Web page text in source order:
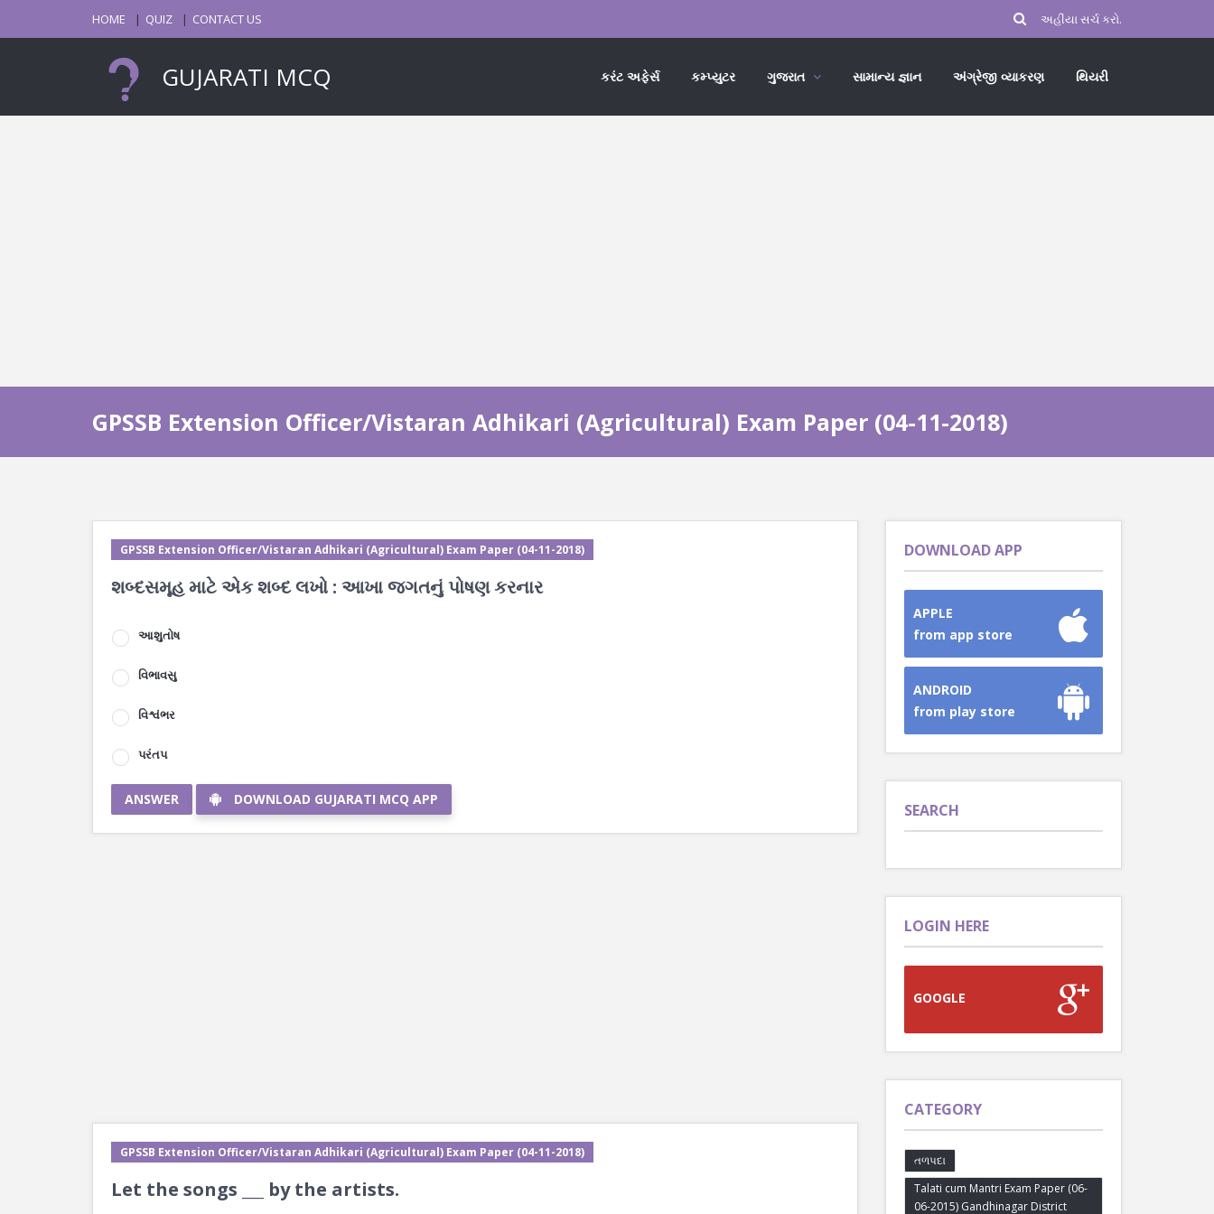
HOME QUIZ CONTACT US
GUJARATI MCQ કરંટ અફેર્સ કમ્પ્યુટર ગુજરાત સામાન્ય જ્ઞાન અંગ્રેજી વ્યાકરણ થિયરી
GPSSB Extension Officer/Vistaran Adhikari (Agricultural) Exam Paper (04-11-2018)
GPSSB Extension Officer/Vistaran Adhikari (Agricultural) Exam Paper (04-11-2018)
શબ્દસમૂહ માટે એક શબ્દ લખો : આખા જગતનું પોષણ કરનાર
આશુતોષ
વિભાવસુ
વિશ્વંભર
પરંતપ
ANSWER DOWNLOAD GUJARATI MCQ APP
GPSSB Extension Officer/Vistaran Adhikari (Agricultural) Exam Paper (04-11-2018)
Let the songs ___ by the artists.
DOWNLOAD APP
APPLE
from app store
ANDROID
from play store
SEARCH
LOGIN HERE
GOOGLE
CATEGORY
તળપદા
Talati cum Mantri Exam Paper (06-
06-2015) Gandhinagar District